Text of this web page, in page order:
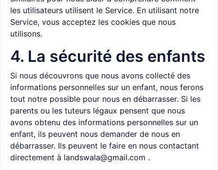
les utilisateurs utilisent le Service. En utilisant notre
Service, vous acceptez les cookies que nous
utilisons.
4. La sécurité des enfants
Si nous découvrons que nous avons collecté des
informations personnelles sur un enfant, nous ferons
tout notre possible pour nous en débarrasser. Si les
parents ou les tuteurs légaux pensent que nous
avons obtenu des informations personnelles sur un
enfant, ils peuvent nous demander de nous en
débarrasser. Ils peuvent le faire en nous contactant
directement à landswala@gmail.com .